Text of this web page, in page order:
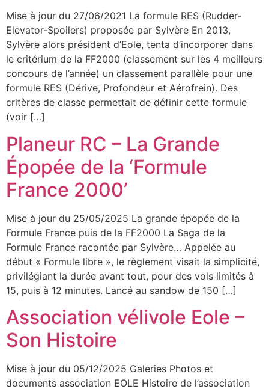
Mise à jour du 27/06/2021 La formule RES (Rudder-
Elevator-Spoilers) proposée par Sylvère En 2013,
Sylvère alors président d’Eole, tenta d’incorporer dans
le critérium de la FF2000 (classement sur les 4 meilleurs
concours de l’année) un classement parallèle pour une
formule RES (Dérive, Profondeur et Aérofrein). Des
critères de classe permettait de définir cette formule
(voir […]
Planeur RC – La Grande
Épopée de la ‘Formule
France 2000’
Mise à jour du 25/05/2025 La grande épopée de la
Formule France puis de la FF2000 La Saga de la
Formule France racontée par Sylvère… Appelée au
début « Formule libre », le règlement visait la simplicité,
privilégiant la durée avant tout, pour des vols limités à
15, puis à 12 minutes. Lancé au sandow de 150 […]
Association vélivole Eole –
Son Histoire
Mise à jour du 05/12/2025 Galeries Photos et
documents association EOLE Histoire de l’association